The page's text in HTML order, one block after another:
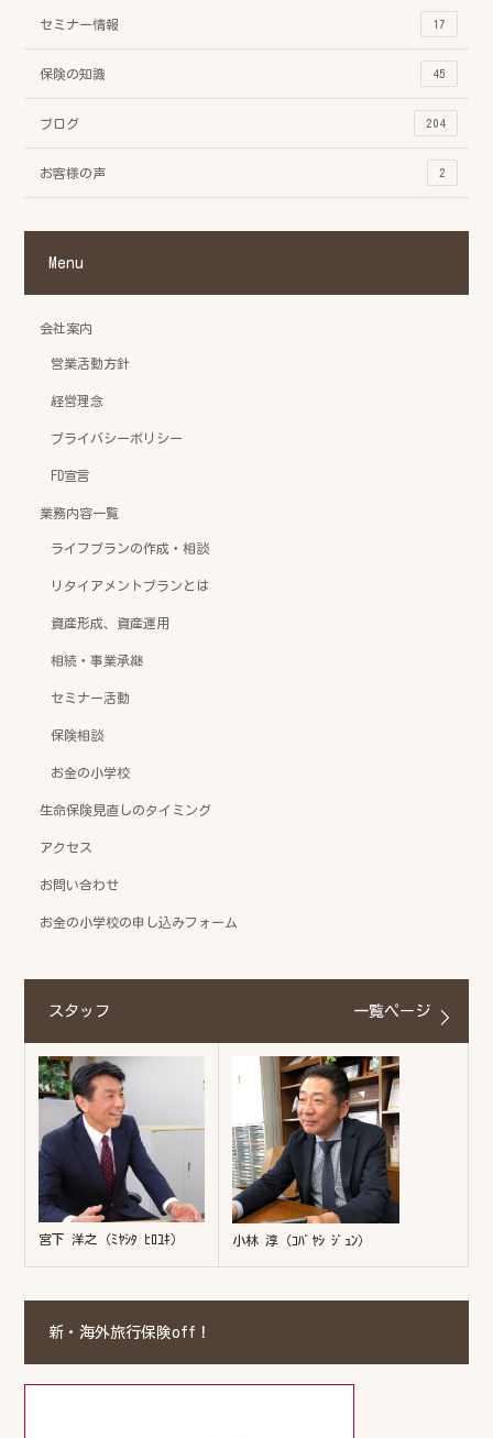
セミナー情報 17
保険の知識 45
ブログ 204
お客様の声 2
Menu
会社案内
営業活動方針
経営理念
プライバシーポリシー
FD宣言
業務内容一覧
ライフプランの作成・相談
リタイアメントプランとは
資産形成、資産運用
相続・事業承継
セミナー活動
保険相談
お金の小学校
生命保険見直しのタイミング
アクセス
お問い合わせ
お金の小学校の申し込みフォーム
スタッフ 一覧ページ
宮下 洋之（ﾐﾔｼﾀ ﾋﾛﾕｷ） 小林 淳（ｺﾊﾞﾔｼ ｼﾞｭﾝ）
新・海外旅行保険off！